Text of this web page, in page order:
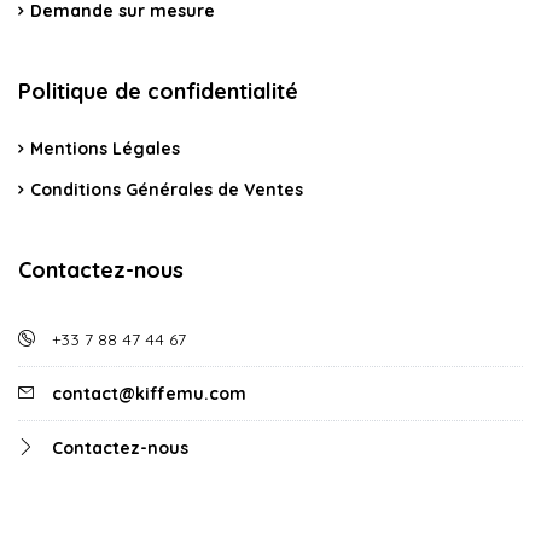
Demande sur mesure
Politique de confidentialité
Mentions Légales
Conditions Générales de Ventes
Contactez-nous
+33 7 88 47 44 67
contact@kiffemu.com
Contactez-nous